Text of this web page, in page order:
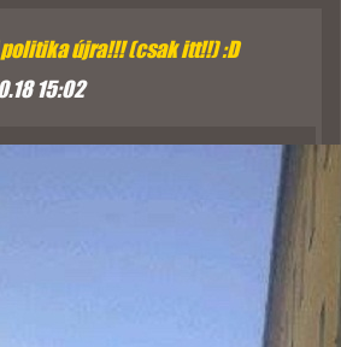
politika újra!!! (csak itt!!) :D
15:02